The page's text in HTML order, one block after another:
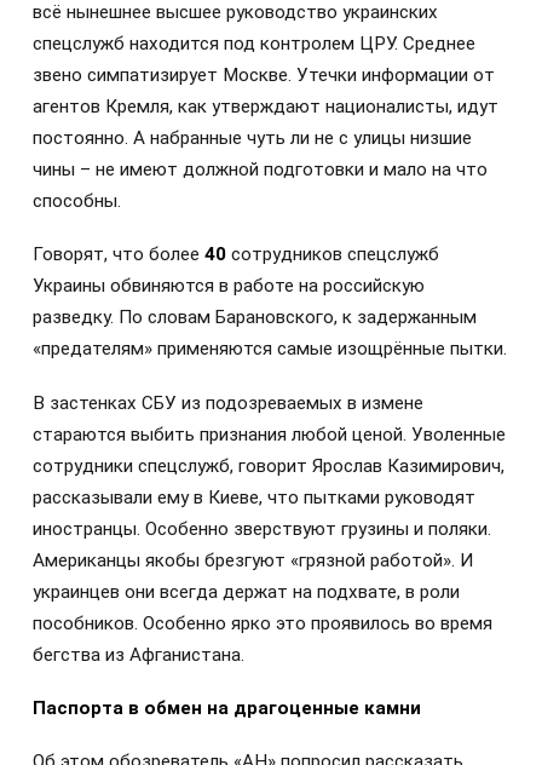
всё нынешнее высшее руководство украинских
спецслужб находится под контролем ЦРУ. Среднее
звено симпатизирует Москве. Утечки информации от
агентов Кремля, как утверждают националисты, идут
постоянно. А набранные чуть ли не с улицы низшие
чины – не имеют должной подготовки и мало на что
способны.
Говорят, что более 40 сотрудников спецслужб
Украины обвиняются в работе на российскую
разведку. По словам Барановского, к задержанным
«предателям» применяются самые изощрённые пытки.
В застенках СБУ из подозреваемых в измене
стараются выбить признания любой ценой. Уволенные
сотрудники спецслужб, говорит Ярослав Казимирович,
рассказывали ему в Киеве, что пытками руководят
иностранцы. Особенно зверствуют грузины и поляки.
Американцы якобы брезгуют «грязной работой». И
украинцев они всегда держат на подхвате, в роли
пособников. Особенно ярко это проявилось во время
бегства из Афганистана.
Паспорта в обмен на драгоценные камни